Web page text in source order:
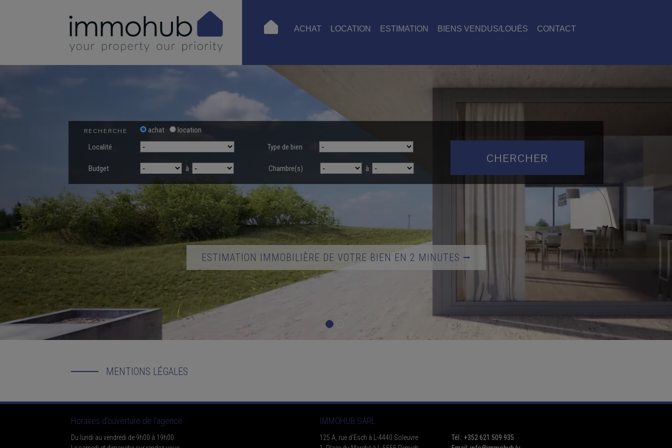
ACHAT LOCATION ESTIMATION BIENS VENDUS/LOUÉS CONTACT
RECHERCHE
ESTIMATION IMMOBILIÈRE DE VOTRE BIEN EN 2 MINUTES ⭢
achat
location
Localité
Type de bien
Budget à Chambre(s) à
MENTIONS LÉGALES
Horaires d'ouverture de l'agence :
Du lundi au vendredi de 9h00 à 19h00.
IMMOHUB SARL
125 A, rue d'Esch à L-4440 Soleuvre
Tél.: +352 621 509 935